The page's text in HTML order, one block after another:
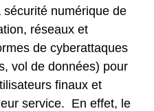
numérique de
réseaux et
de cyberattaques
vol de données) pour
finaux et
service. En effet, le